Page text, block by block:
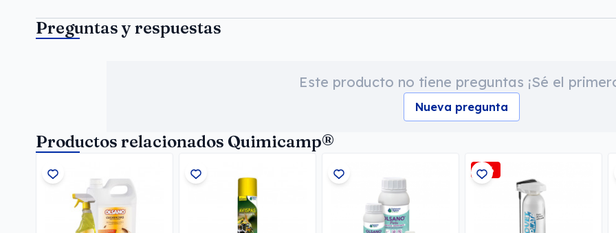
Preguntas y respuestas
Este producto no tiene preguntas ¡Sé el
Nueva pregunta
Productos relacionados Quimicamp®
-2%